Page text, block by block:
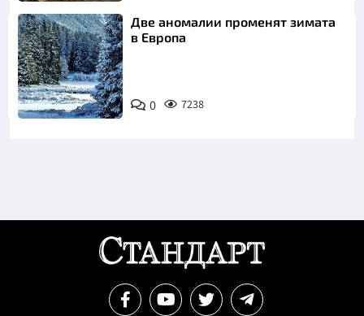
Две аномалии променят зимата
в Европа
0 7238